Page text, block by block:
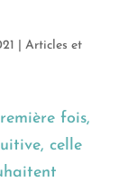
Articles et
fois,
celle